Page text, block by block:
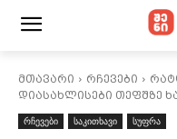
მთავარი რჩევები
დიასახლისები თეფშზე
რჩევები
საკითხავი სუფრა